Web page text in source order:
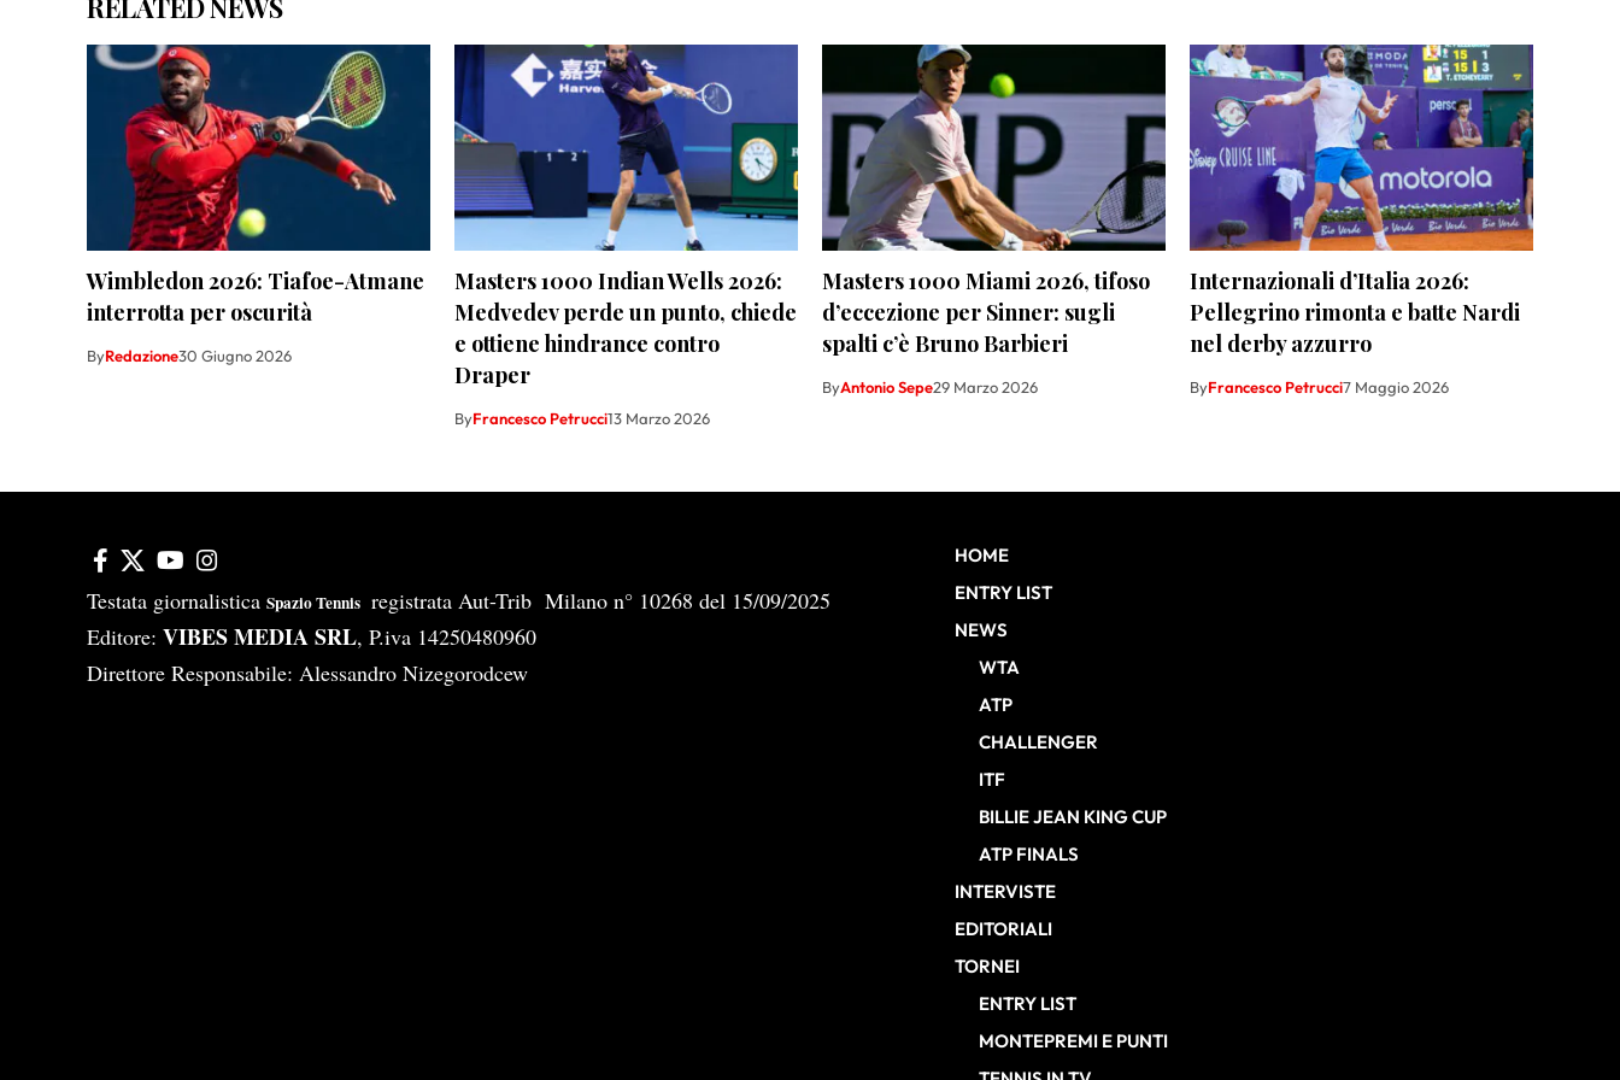
Wimbledon 2026: Tiafoe-Atmane
interrotta per oscurità
ByRedazione30 Giugno 2026
Masters 1000 Indian Wells 2026:
Medvedev perde un punto, chiede
e ottiene hindrance contro
Draper
ByFrancesco Petrucci13 Marzo 2026
Masters 1000 Miami 2026, tifoso
d’eccezione per Sinner: sugli
spalti c’è Bruno Barbieri
ByAntonio Sepe29 Marzo 2026
Internazionali d’Italia 2026:
Pellegrino rimonta e batte Nardi
nel derby azzurro
ByFrancesco Petrucci7 Maggio 2026
Testata giornalistica Spazio Tennis registrata Aut-Trib Milano n° 10268 del 15/09/2025
Editore: VIBES MEDIA SRL, P.iva 14250480960
Direttore Responsabile: Alessandro Nizegorodcew
HOME
ENTRY LIST
NEWS
WTA
ATP
CHALLENGER
ITF
BILLIE JEAN KING CUP
ATP FINALS
INTERVISTE
EDITORIALI
TORNEI
ENTRY LIST
MONTEPREMI E PUNTI